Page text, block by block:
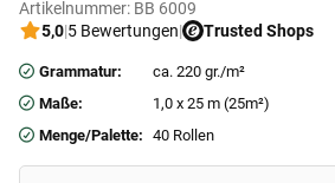
Artikelnummer: BB 6009
5,0|5 Bewertungen| Trusted Shops
Grammatur:
ca. 220 gr./m²
Maße:
1,0 x 25 m (25m²)
Menge/Palette: 40 Rollen